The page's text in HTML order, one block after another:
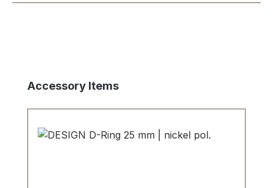
Skip product gallery
Accessory Items